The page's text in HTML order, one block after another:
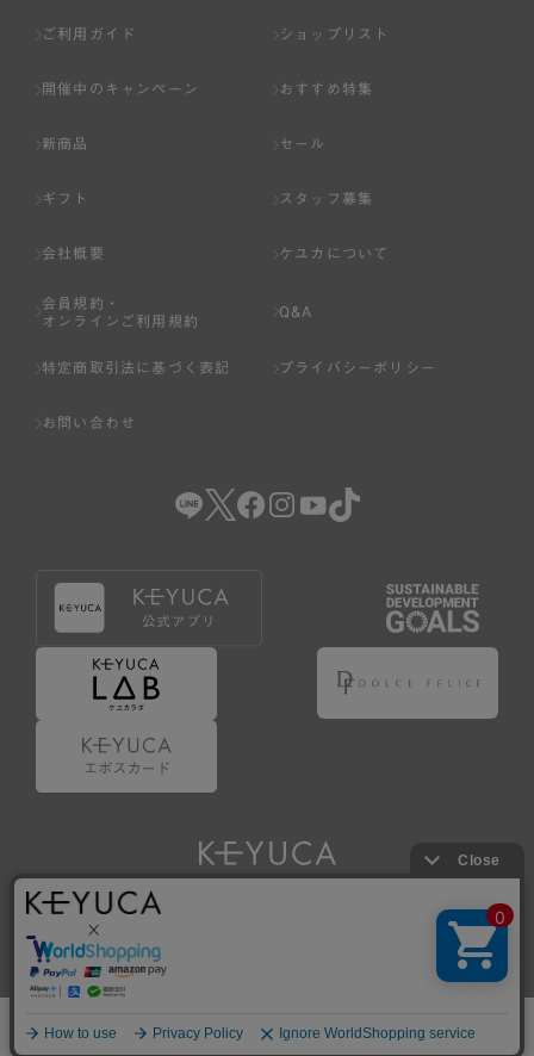
ご利用ガイド ショップリスト
開催中のキャンペーン おすすめ特集
新商品 セール
ギフト スタッフ募集
会社概要 ケユカについて
会員規約・
オンラインご利用規約
Q&A
特定商取引法に基づく表記 プライバシーポリシー
お問い合わせ
Copyright © KAWAJUN Co., Ltd. All Rights Reserved.